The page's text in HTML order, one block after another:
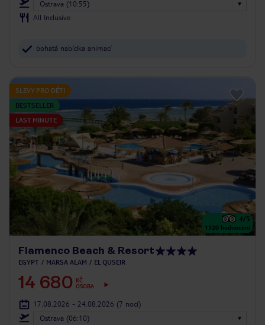
Ostrava (10:55)
All Inclusive
bohatá nabídka animací
SLEVY PRO DĚTI
BESTSELLER
LAST MINUTE
4/5
1320 hodnocení
Flamenco Beach & Resort
EGYPT MARSA ALAM EL QUSEIR
14 680
KČ
OSOBA
17.08.2026 - 24.08.2026 (7 nocí)
Ostrava (06:10)